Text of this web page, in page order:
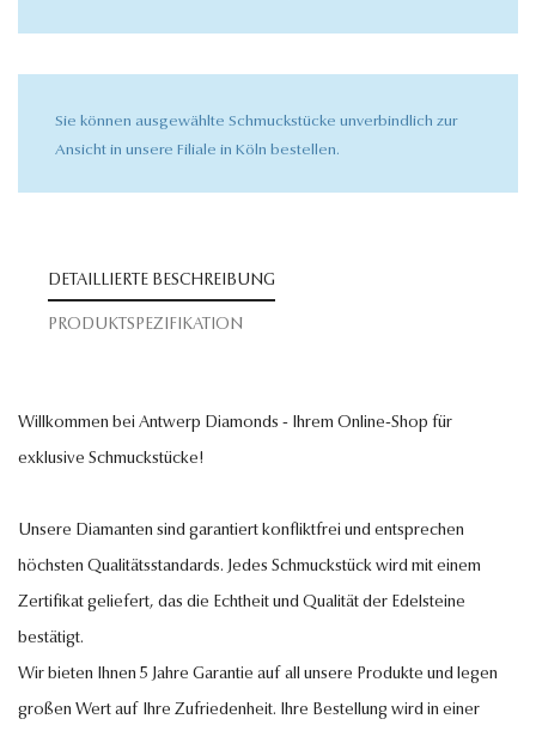
Sie können ausgewählte Schmuckstücke unverbindlich zur
Ansicht in unsere Filiale in Köln bestellen.
DETAILLIERTE BESCHREIBUNG
PRODUKTSPEZIFIKATION
Willkommen bei Antwerp Diamonds - Ihrem Online-Shop für
exklusive Schmuckstücke!
Unsere Diamanten sind garantiert konfliktfrei und entsprechen
höchsten Qualitätsstandards. Jedes Schmuckstück wird mit einem
Zertifikat geliefert, das die Echtheit und Qualität der Edelsteine
bestätigt.
Wir bieten Ihnen 5 Jahre Garantie auf all unsere Produkte und legen
großen Wert auf Ihre Zufriedenheit. Ihre Bestellung wird in einer